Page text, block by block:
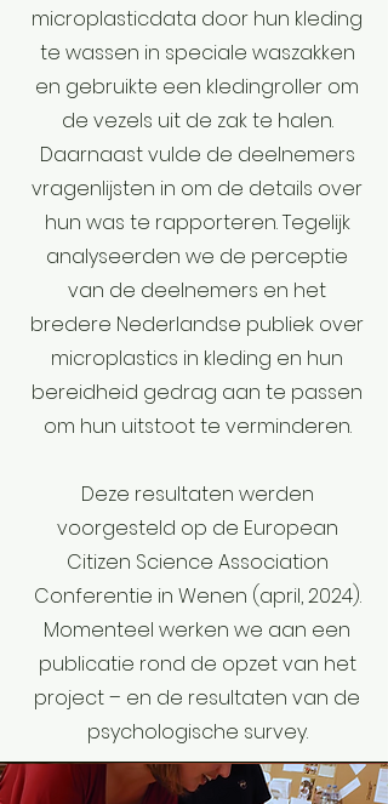
microplasticdata door hun kleding
te wassen in speciale waszakken
en gebruikte een kledingroller om
de vezels uit de zak te halen.
Daarnaast vulde de deelnemers
vragenlijsten in om de details over
hun was te rapporteren. Tegelijk
analyseerden we de perceptie
van de deelnemers en het
bredere Nederlandse publiek over
microplastics in kleding en hun
bereidheid gedrag aan te passen
om hun uitstoot te verminderen.
Deze resultaten werden
voorgesteld op de European
Citizen Science Association
Conferentie in Wenen (april, 2024).
Momenteel werken we aan een
publicatie rond de opzet van het
project – en de resultaten van de
psychologische survey.